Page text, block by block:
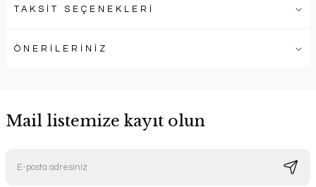
TAKSİT SEÇENEKLERİ
ÖNERİLERİNİZ
Mail listemize kayıt olun